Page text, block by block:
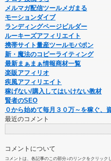
メルマガ配信ツールメガまる
モーションダイブ
ランディングページビルダー
ルーキーズアフィリエイト
携帯サイト量産ツールモバポン
新・魔法のコピーライティング
最新まぁまぁ情報商材一覧
楽販アフィリオ
疾風アフィリエイト
稼げない/購入してはいけない教材
賢者のSEO
０から始めて毎月３０万～を稼ぐ、
最近のコメント
コメントについて
コメントは、各記事のこの部分↓のリンクをクリッ